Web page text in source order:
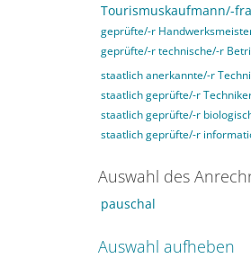
Tourismuskaufmann/-
geprüfte/-r
geprüfte/-r technische/-r
staatlich anerkannte/-r
staatlich geprüfte/-r
staatlich geprüfte/-r
staatlich geprüfte/-r
Auswahl des
pauschal
Auswahl aufheben